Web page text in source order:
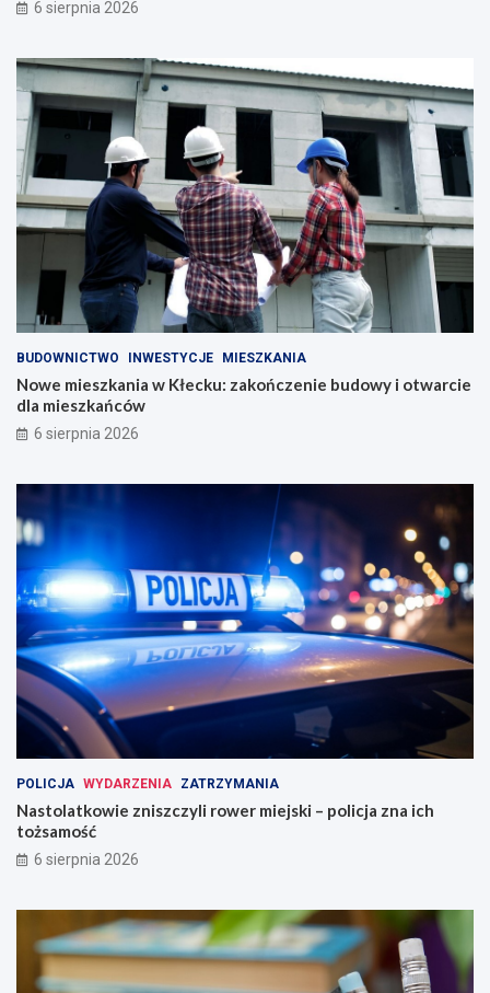
6 sierpnia 2026
BUDOWNICTWO INWESTYCJE MIESZKANIA
Nowe mieszkania w Kłecku: zakończenie budowy i otwarcie
dla mieszkańców
6 sierpnia 2026
POLICJA WYDARZENIA ZATRZYMANIA
Nastolatkowie zniszczyli rower miejski – policja zna ich
tożsamość
6 sierpnia 2026